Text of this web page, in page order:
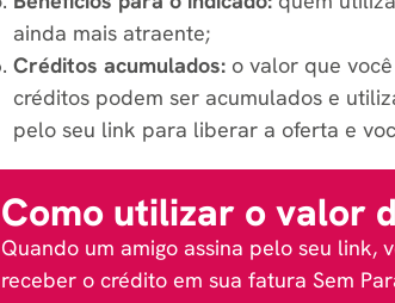
ainda mais atraente;
Créditos acumulados: o valor que
créditos podem ser acumulados e
pelo seu link para liberar a oferta e
Como utilizar o valor
Quando um amigo assina pelo seu link,
receber o crédito em sua fatura Sem